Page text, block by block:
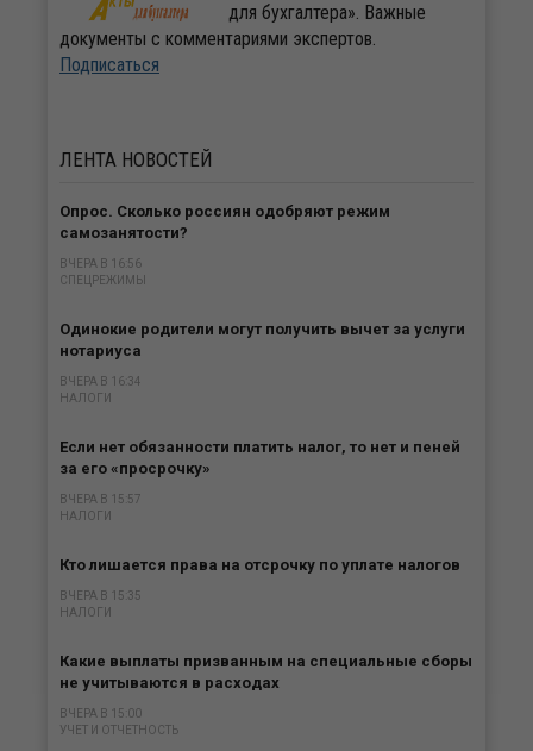
для бухгалтера». Важные
документы с комментариями экспертов.
Подписаться
ЛЕНТА НОВОСТЕЙ
Опрос. Сколько россиян одобряют режим
самозанятости?
ВЧЕРА В 16:56
СПЕЦРЕЖИМЫ
Одинокие родители могут получить вычет за услуги
нотариуса
ВЧЕРА В 16:34
НАЛОГИ
Если нет обязанности платить налог, то нет и пеней
за его «просрочку»
ВЧЕРА В 15:57
НАЛОГИ
Кто лишается права на отсрочку по уплате налогов
ВЧЕРА В 15:35
НАЛОГИ
Какие выплаты призванным на специальные сборы
не учитываются в расходах
ВЧЕРА В 15:00
УЧЕТ И ОТЧЕТНОСТЬ